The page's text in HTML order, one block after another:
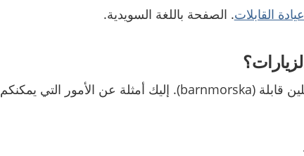
القابلات. الصفحة باللغة السويدية.
قابلة (barnmorska). إليك أمثلة عن الأمور التي يمكنكم